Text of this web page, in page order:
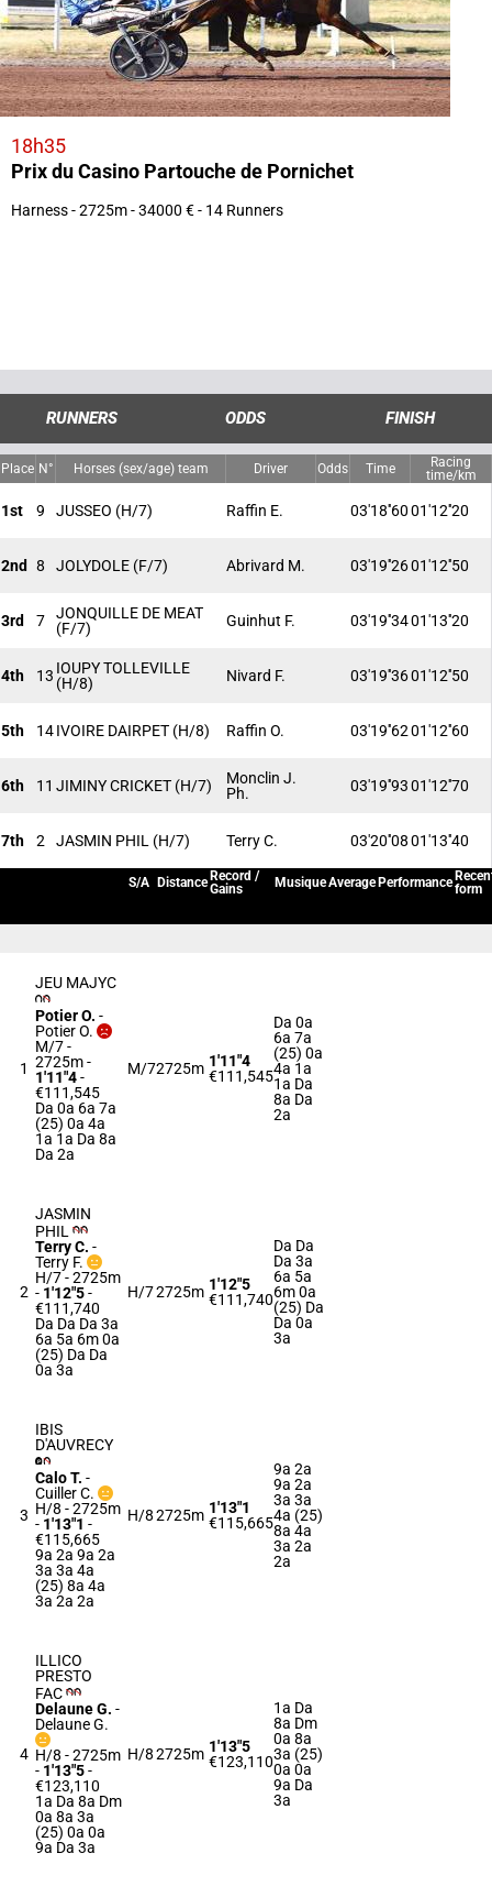
18h35
Prix du Casino Partouche de Pornichet
Harness - 2725m - 34000 € - 14 Runners
RUNNERS ODDS FINISH
Place N° Horses (sex/age) team Driver Odds Time
Racing
time/km
1st 9 JUSSEO (H/7) Raffin E. 03'18''6001'12''20
2nd 8 JOLYDOLE (F/7) Abrivard M. 03'19''2601'12''50
3rd 7
JONQUILLE DE MEAT
(F/7)
Guinhut F. 03'19''3401'13''20
4th 13 IOUPY TOLLEVILLE
(H/8)
Nivard F. 03'19''3601'12''50
5th 14IVOIRE DAIRPET (H/8) Raffin O. 03'19''6201'12''60
6th 11 JIMINY CRICKET (H/7)
Monclin J.
Ph.
03'19''9301'12''70
7th 2 JASMIN PHIL (H/7) Terry C. 03'20''0801'13''40
S/A Distance Record /
Gains
MusiqueAverage Performanceform
1
JEU MAJYC
Potier O. -
Potier O.
M/7 -
2725m-
1'11"4-
€111,545
Da 0a 6a 7a
(25) 0a 4a
1a 1a Da 8a
Da 2a
M/72725m 1'11"4
€111,545
Da 0a
6a 7a
(25) 0a
4a 1a
1a Da
8a Da
2a
2
JASMIN
PHIL
Terry C. -
Terry F.
H/7 - 2725m
- 1'12"5-
€111,740
Da Da Da 3a
6a 5a 6m 0a
(25) Da Da
0a 3a
H/72725m 1'12"5
€111,740
Da Da
Da 3a
6a 5a
6m 0a
(25) Da
Da 0a
3a
3
IBIS
D'AUVRECY
Calo T. -
Cuiller C.
H/8 - 2725m
- 1'13"1 -
€115,665
9a 2a 9a 2a
3a 3a 4a
(25) 8a 4a
3a 2a 2a
H/82725m 1'13"1
€115,665
9a 2a
9a 2a
3a 3a
4a (25)
8a 4a
3a 2a
2a
4
ILLICO
PRESTO
FAC
Delaune G. -
Delaune G.
H/8 - 2725m
- 1'13"5-
€123,110
1a Da 8a Dm
0a 8a 3a
(25) 0a 0a
9a Da 3a
H/82725m 1'13"5
€123,110
1a Da
8a Dm
0a 8a
3a (25)
0a 0a
9a Da
3a